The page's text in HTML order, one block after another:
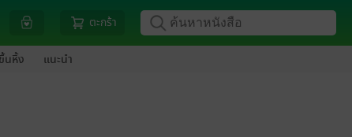
ตะกร้า
นหิ้ง แนะนำ